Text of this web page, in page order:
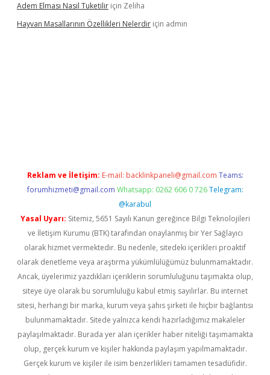
Adem Elması Nasil Tuketilir için Zeliha
Hayvan Masallarının Özellikleri Nelerdir için admin
Reklam ve İletişim: E-mail: backlinkpaneli@gmail.com Teams:
forumhizmeti@gmail.com Whatsapp: 0262 606 0 726 Telegram:
@karabul
Yasal Uyarı: Sitemiz, 5651 Sayılı Kanun gereğince Bilgi Teknolojileri
ve İletişim Kurumu (BTK) tarafından onaylanmış bir Yer Sağlayıcı
olarak hizmet vermektedir. Bu nedenle, sitedeki içerikleri proaktif
olarak denetleme veya araştırma yükümlülüğümüz bulunmamaktadır.
Ancak, üyelerimiz yazdıkları içeriklerin sorumluluğunu taşımakta olup,
siteye üye olarak bu sorumluluğu kabul etmiş sayılırlar. Bu internet
sitesi, herhangi bir marka, kurum veya şahıs şirketi ile hiçbir bağlantısı
bulunmamaktadır. Sitede yalnızca kendi hazırladığımız makaleler
paylaşılmaktadır. Burada yer alan içerikler haber niteliği taşımamakta
olup, gerçek kurum ve kişiler hakkında paylaşım yapılmamaktadır.
Gerçek kurum ve kişiler ile isim benzerlikleri tamamen tesadüfidir.